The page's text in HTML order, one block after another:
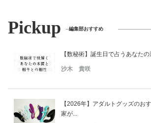
Pickup 編集部おすすめ
【数秘術】誕生日で占うあなた
沙木 貴咲
【2026年】アダルトグッズのお
家が...